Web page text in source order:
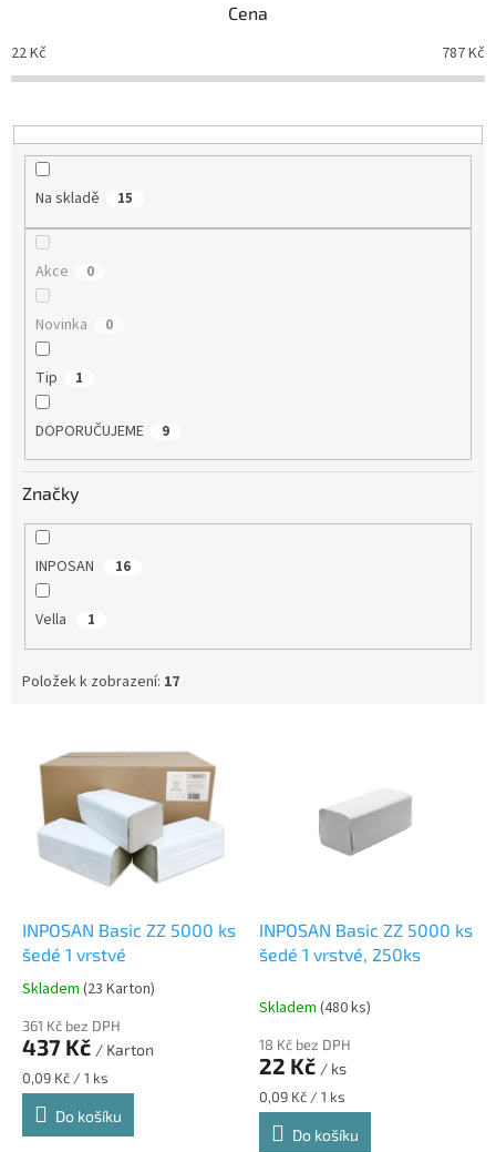
o
d
k
t
Cena
22Kč 787Kč
Na skladě 15
Akce 0
Novinka 0
Tip 1
DOPORUČUJEME 9
Značky
INPOSAN 16
Vella 1
Položek k zobrazení: 17
INPOSAN Basic ZZ 5000 ks
šedé 1 vrstvé
Průměrné
produktu
je
5,0
z
hvězdiček.
Skladem (23 Karton)
361 Kč bez DPH
437 Kč / Karton
Měrná
cena:
0,09 Kč / 1 ks
Do košíku
INPOSAN Basic ZZ 5000 ks
šedé 1 vrstvé, 250ks
Skladem (480 ks)
18 Kč bez DPH
22 Kč / ks
Měrná
cena:
0,09 Kč / 1 ks
Do košíku